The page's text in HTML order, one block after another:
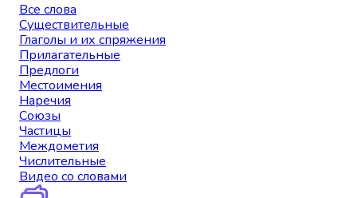
Все слова
Существительные
Глаголы и их спряжения
Прилагательные
Предлоги
Местоимения
Наречия
Союзы
Частицы
Междометия
Числительные
Видео со словами